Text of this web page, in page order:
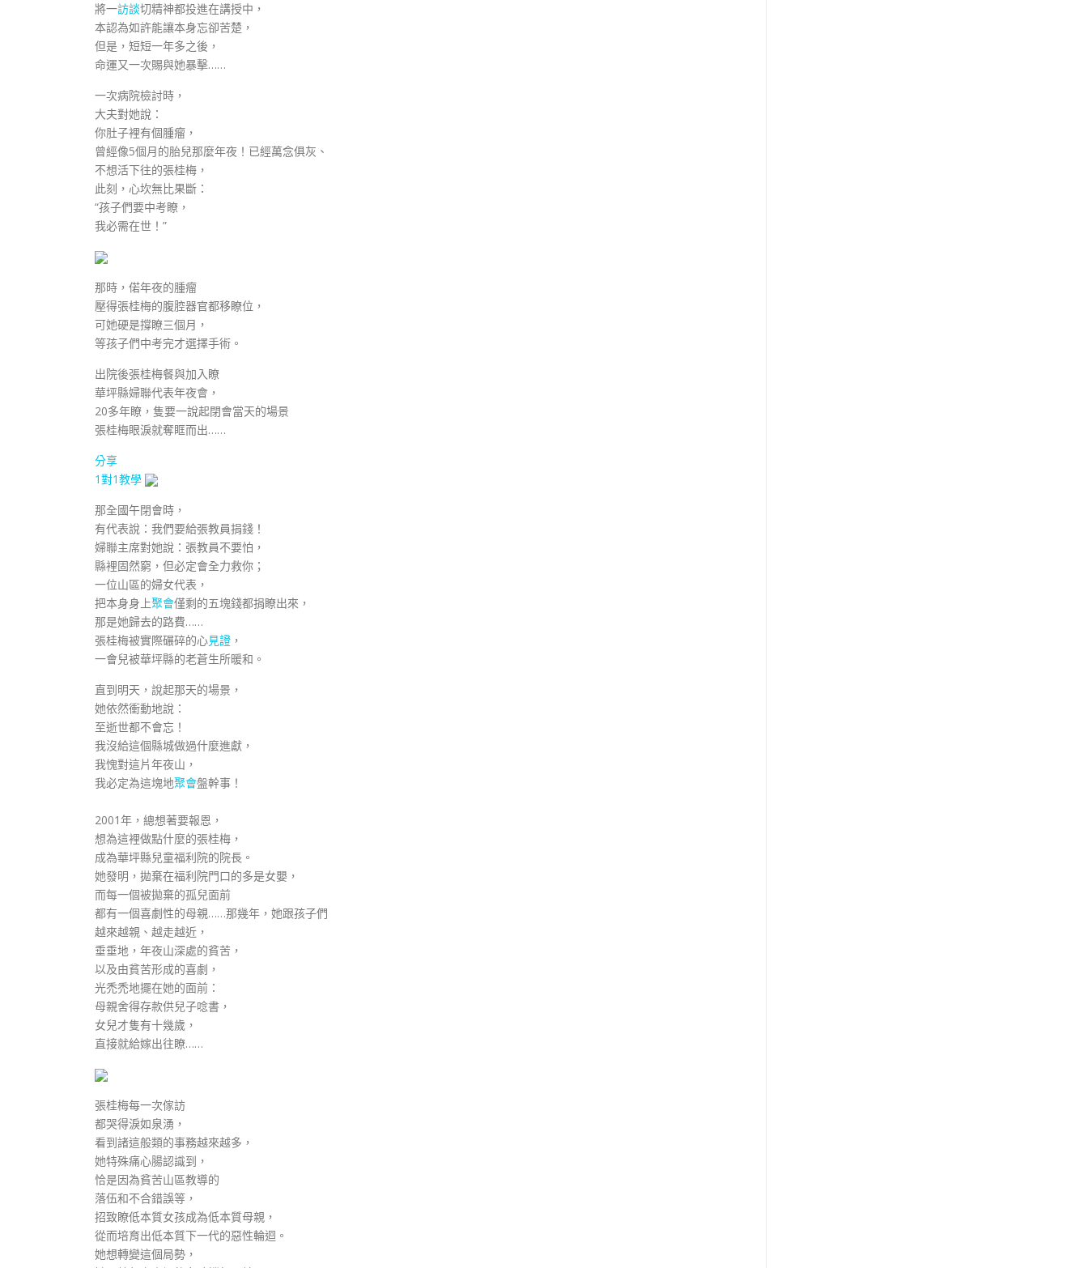
將一訪談切精神都投進在講授中，
本認為如許能讓本身忘卻苦楚，
但是，短短一年多之後，
命運又一次賜與她暴擊……
一次病院檢討時，
大夫對她說：
你肚子裡有個腫瘤，
曾經像5個月的胎兒那麼年夜！已經萬念俱灰、
不想活下往的張桂梅，
此刻，心坎無比果斷：
“孩子們要中考瞭，
我必需在世！”
那時，偌年夜的腫瘤
壓得張桂梅的腹腔器官都移瞭位，
可她硬是撐瞭三個月，
等孩子們中考完才選擇手術。
出院後張桂梅餐與加入瞭
華坪縣婦聯代表年夜會，
20多年瞭，隻要一說起閉會當天的場景
張桂梅眼淚就奪眶而出……
分享
1對1教學
那全國午閉會時，
有代表說：我們要給張教員捐錢！
婦聯主席對她說：張教員不要怕，
縣裡固然窮，但必定會全力救你；
一位山區的婦女代表，
把本身身上聚會僅剩的五塊錢都捐瞭出來，
那是她歸去的路費……
張桂梅被實際碾碎的心見證 ，
一會兒被華坪縣的老蒼生所暖和。
直到明天，說起那天的場景，
她依然衝動地說：
至逝世都不會忘！
我沒給這個縣城做過什麼進獻，
我愧對這片年夜山，
我必定為這塊地聚會盤幹事！
2001年，總想著要報恩，
想為這裡做點什麼的張桂梅，
成為華坪縣兒童福利院的院長。
她發明，拋棄在福利院門口的多是女嬰，
而每一個被拋棄的孤兒面前
都有一個喜劇性的母親……那幾年，她跟孩子們
越來越親、越走越近，
垂垂地，年夜山深處的貧苦，
以及由貧苦形成的喜劇，
光禿禿地擺在她的面前：
母親舍得存款供兒子唸書，
女兒才隻有十幾歲，
直接就給嫁出往瞭……
張桂梅每一次傢訪
都哭得淚如泉湧，
看到諸這般類的事務越來越多，
她特殊痛心腸認識到，
恰是因為貧苦山區教導的
落伍和不合錯誤等，
招致瞭低本質女孩成為低本質母親，
從而培育出低本質下一代的惡性輪迴。
她想轉變這個局勢，